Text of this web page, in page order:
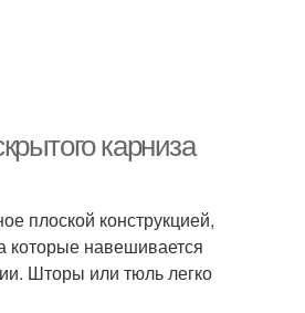
карниза
плоской конструкцией,
которые навешивается
Шторы или тюль легко